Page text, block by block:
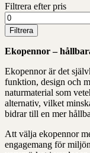
Filtrera efter pris
Min
prisFiltrera
Ekopennor –
Ekopennor är det
funktion, design och
naturmaterial som
alternativ, vilket
bidrar till en mer
Att välja ekopennor
engagemang för